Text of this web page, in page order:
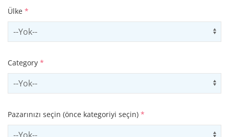
Ülke *
Select country
Category *
Select contactCategory
Pazarınızı seçin (önce kategoriyi seçin) *
Select sector